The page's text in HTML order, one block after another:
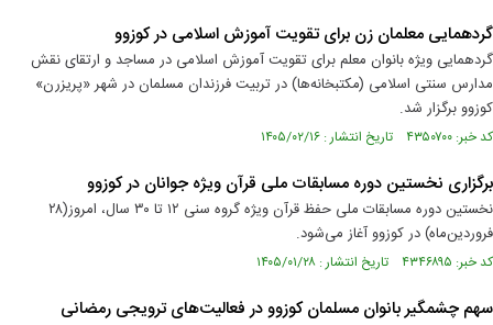
گردهمایی معلمان زن برای تقویت آموزش اسلامی در کوزوو
گردهمایی ویژه بانوان معلم برای تقویت آموزش اسلامی در مساجد و ارتقای نقش
مدارس سنتی اسلامی (مکتبخانه‌ها) در تربیت فرزندان مسلمان در شهر «پریزرن»
کوزوو برگزار شد.
کد خبر: ۴۳۵۰۷۰۰ تاریخ انتشار : ۱۴۰۵/۰۲/۱۶
برگزاری نخستین دوره مسابقات ملی قرآن ویژه جوانان در کوزوو
نخستین دوره مسابقات ملی حفظ قرآن ویژه گروه سنی ۱۲ تا ۳۰ سال، امروز(۲۸
فروردین‌ماه) در کوزوو آغاز می‌شود.
کد خبر: ۴۳۴۶۸۹۵ تاریخ انتشار : ۱۴۰۵/۰۱/۲۸
سهم چشمگیر بانوان مسلمان کوزوو در فعالیت‌های ترویجی رمضانی